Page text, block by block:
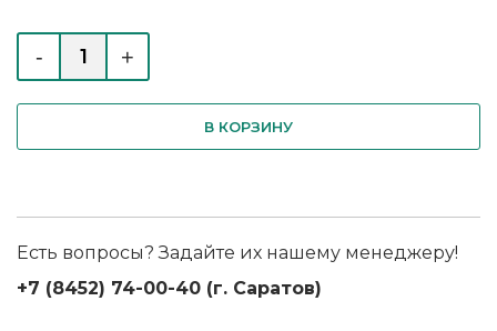
- +
В КОРЗИНУ
Есть вопросы? Задайте их нашему менеджеру!
+7 (8452) 74-00-40 (г. Саратов)